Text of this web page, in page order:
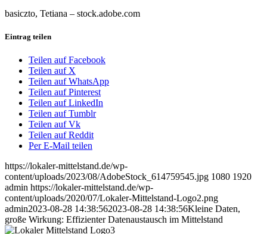
basiczto, Tetiana – stock.adobe.com
Eintrag teilen
Teilen auf Facebook
Teilen auf X
Teilen auf WhatsApp
Teilen auf Pinterest
Teilen auf LinkedIn
Teilen auf Tumblr
Teilen auf Vk
Teilen auf Reddit
Per E-Mail teilen
https://lokaler-mittelstand.de/wp-
content/uploads/2023/08/AdobeStock_614759545.jpg 1080 1920
admin https://lokaler-mittelstand.de/wp-
content/uploads/2020/07/Lokaler-Mittelstand-Logo2.png
admin2023-08-28 14:38:562023-08-28 14:38:56Kleine Daten,
große Wirkung: Effizienter Datenaustausch im Mittelstand